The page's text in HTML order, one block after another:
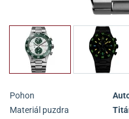
Pohon
Materiál puzdra